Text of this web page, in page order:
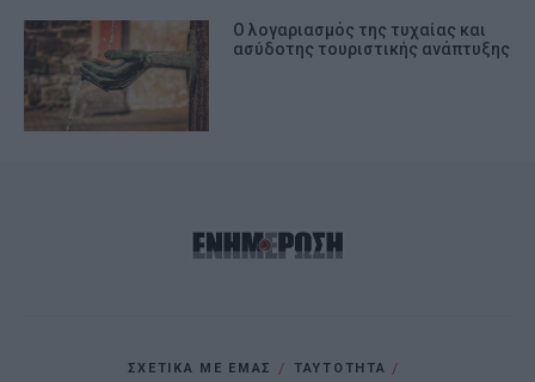
Ο λογαριασμός της τυχαίας και
ασύδοτης τουριστικής ανάπτυξης
ΣΧΕΤΙΚΑ ΜΕ ΕΜΑΣ ΤΑΥΤΟΤΗΤΑ